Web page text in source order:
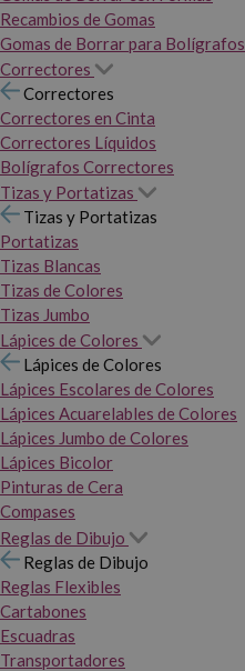
Recambios de Gomas
Gomas de Borrar para Bolígrafos
Correctores
Correctores
Correctores en Cinta
Correctores Líquidos
Bolígrafos Correctores
Tizas y Portatizas
Tizas y Portatizas
Portatizas
Tizas Blancas
Tizas de Colores
Tizas Jumbo
Lápices de Colores
Lápices de Colores
Lápices Escolares de Colores
Lápices Acuarelables de Colores
Lápices Jumbo de Colores
Lápices Bicolor
Pinturas de Cera
Compases
Reglas de Dibujo
Reglas de Dibujo
Reglas Flexibles
Cartabones
Escuadras
Transportadores